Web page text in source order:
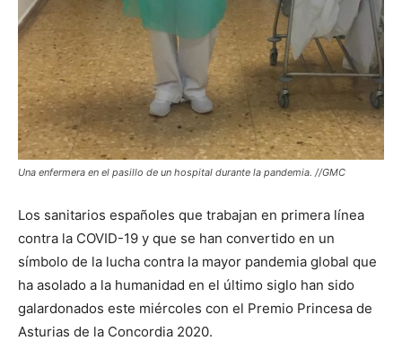
Una enfermera en el pasillo de un hospital durante la pandemia. //GMC
Los sanitarios españoles que trabajan en primera línea
contra la COVID-19 y que se han convertido en un
símbolo de la lucha contra la mayor pandemia global que
ha asolado a la humanidad en el último siglo han sido
galardonados este miércoles con el Premio Princesa de
Asturias de la Concordia 2020.